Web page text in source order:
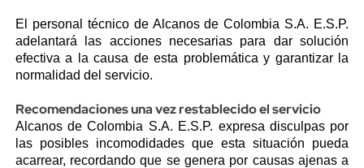
El personal técnico de Alcanos de Colombia S.A. E.S.P.
adelantará las acciones necesarias para dar solución
efectiva a la causa de esta problemática y garantizar la
normalidad del servicio.
Recomendaciones una vez restablecido el servicio
Alcanos de Colombia S.A. E.S.P. expresa disculpas por
las posibles incomodidades que esta situación pueda
acarrear, recordando que se genera por causas ajenas a